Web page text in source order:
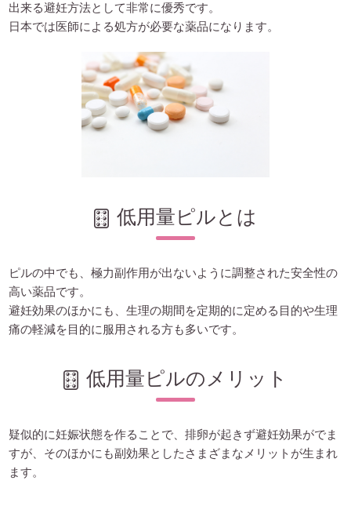
出来る避妊方法として非常に優秀です。
日本では医師による処方が必要な薬品になります。
低用量ピルとは
ピルの中でも、極力副作用が出ないように調整された安全性の
高い薬品です。
避妊効果のほかにも、生理の期間を定期的に定める目的や生理
痛の軽減を目的に服用される方も多いです。
低用量ピルのメリット
疑似的に妊娠状態を作ることで、排卵が起きず避妊効果がでま
すが、そのほかにも副効果としたさまざまなメリットが生まれ
ます。